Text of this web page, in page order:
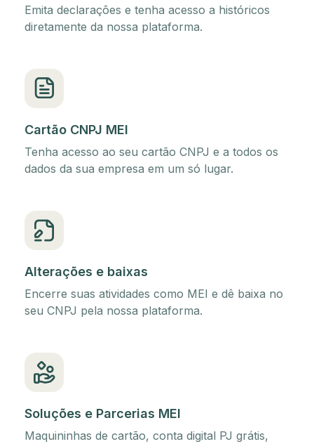
Emita declarações e tenha acesso a históricos
diretamente da nossa plataforma.
Cartão CNPJ MEI
Tenha acesso ao seu cartão CNPJ e a todos os
dados da sua empresa em um só lugar.
Alterações e baixas
Encerre suas atividades como MEI e dê baixa no
seu CNPJ pela nossa plataforma.
Soluções e Parcerias MEI
Maquininhas de cartão, conta digital PJ grátis,